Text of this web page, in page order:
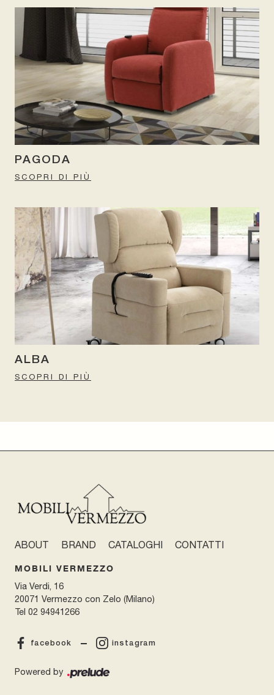
PAGODA
SCOPRI DI PIÙ
ALBA
SCOPRI DI PIÙ
ABOUT BRAND CATALOGHI CONTATTI
MOBILI VERMEZZO
Via Verdi, 16
20071 Vermezzo con Zelo (Milano)
Tel 02 94941266
facebook instagram
Powered by